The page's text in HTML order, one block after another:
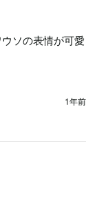
ソの表情が可愛
1年前